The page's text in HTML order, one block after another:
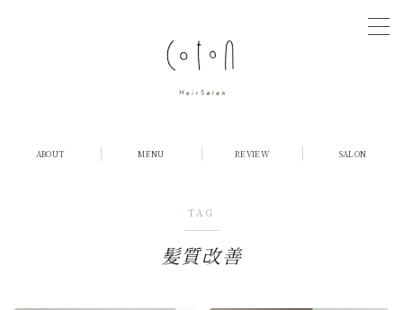
ABOUT MENU REVIEW SALON
TAG
髪質改善